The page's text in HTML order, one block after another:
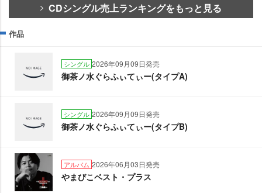
CDシングル売上ランキングをもっと見る
作品
シングル 2026年09月09日発売
御茶ノ水ぐらふぃてぃー(タイプA)
シングル 2026年09月09日発売
御茶ノ水ぐらふぃてぃー(タイプB)
アルバム 2026年06月03日発売
まびこベスト・プラス